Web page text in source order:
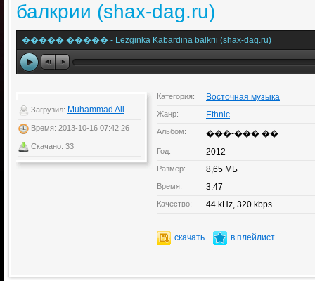
балкрии (shax-dag.ru)
����� ����� - Lezginka Kabardina balkrii (shax-dag.ru)
Загрузил: Muhammad Ali
Время: 2013-10-16 07:42:26
Скачано: 33
Категория: Восточная музыка
Жанр: Ethnic
Альбом: ���-���.��
Год: 2012
Размер: 8,65 МБ
Время: 3:47
Качество: 44 kHz, 320 kbps
скачать в плейлист